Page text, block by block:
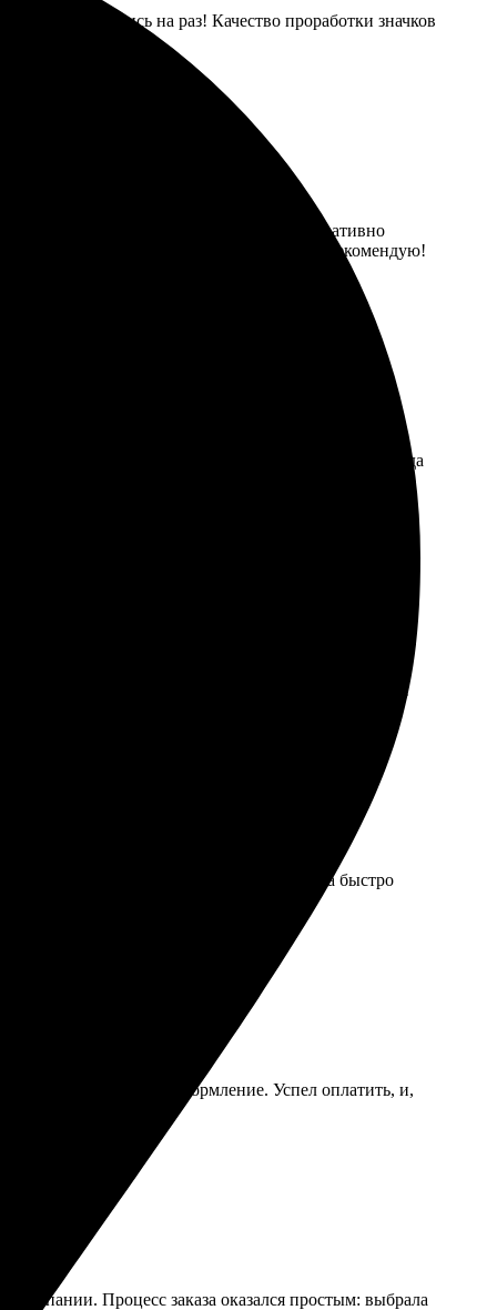
решались на раз! Качество проработки значков
параметры, и отправила заявку. Оперативно
именно так, как я ожидала. Всем рекомендую!
Процесс оформления понятный и простой, а команда
рекомендую!
впечатляет, легко загрузила свои
Рекомендую всем, кто хочет что-то оригинальное!
выбрал размер, оформил заказ. Доставка быстро
такой опыт!
на сайте, быстрое оформление. Успел оплатить, и,
Рекомендую!
компании. Процесс заказа оказался простым: выбрала